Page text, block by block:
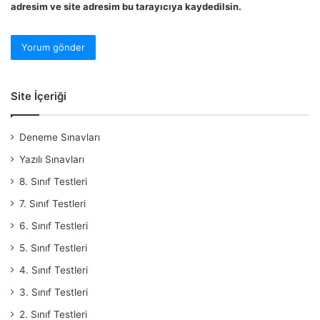
adresim ve site adresim bu tarayıcıya kaydedilsin.
Site İçeriği
Deneme Sınavları
Yazılı Sınavları
8. Sınıf Testleri
7. Sınıf Testleri
6. Sınıf Testleri
5. Sınıf Testleri
4. Sınıf Testleri
3. Sınıf Testleri
2. Sınıf Testleri